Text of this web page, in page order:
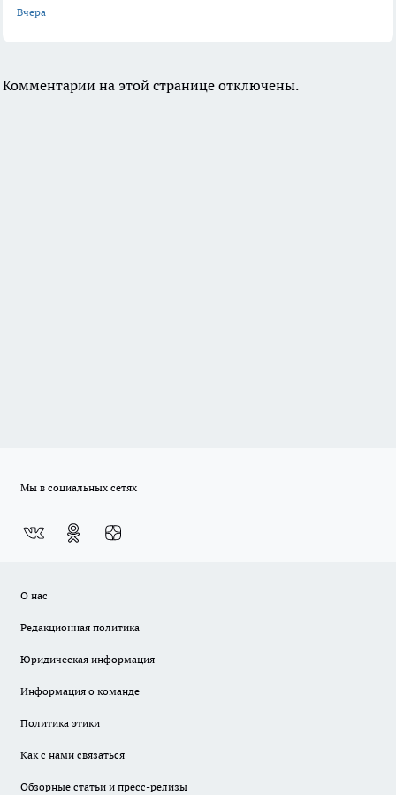
Вчера
Комментарии на этой странице отключены.
Мы в социальных сетях
О нас
Редакционная политика
Юридическая информация
Информация о команде
Политика этики
Как с нами связаться
Обзорные статьи и пресс-релизы